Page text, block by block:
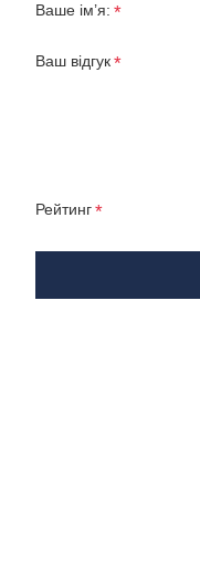
Ваше ім’я:
Ваш відгук
Рейтинг